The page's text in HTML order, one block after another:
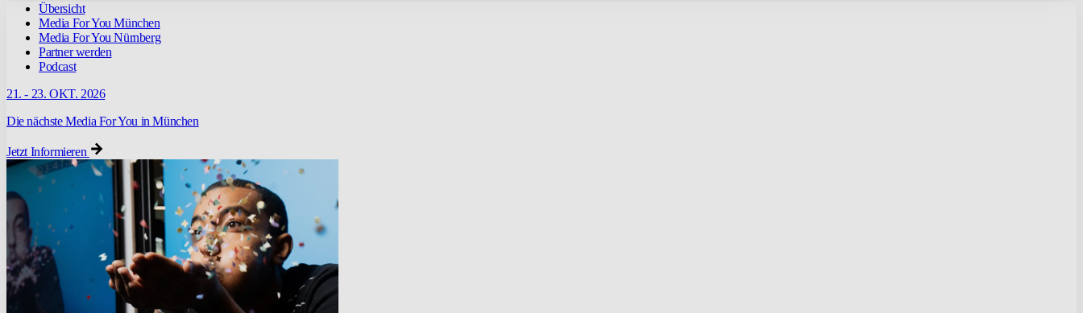
Übersicht
Media For You München
Media For You Nürnberg
Partner werden
Podcast
21. - 23. OKT. 2026
Die nächste Media For You in München
Jetzt Informieren